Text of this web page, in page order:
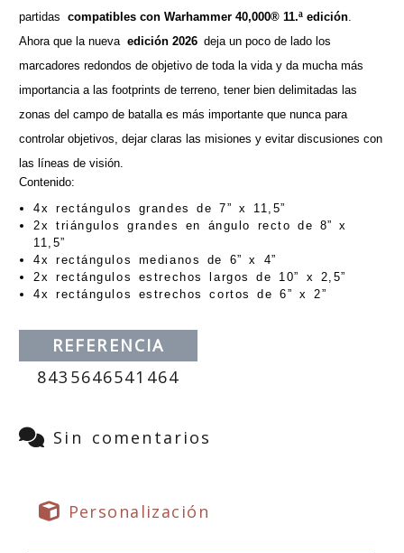
partidas compatibles con Warhammer 40,000® 11.ª edición.
Ahora que la nueva edición 2026 deja un poco de lado los
marcadores redondos de objetivo de toda la vida y da mucha más
importancia a las footprints de terreno, tener bien delimitadas las
zonas del campo de batalla es más importante que nunca para
controlar objetivos, dejar claras las misiones y evitar discusiones con
las líneas de visión.
Contenido:
4x rectángulos grandes de 7” x 11,5”
2x triángulos grandes en ángulo recto de 8” x
11,5”
4x rectángulos medianos de 6” x 4”
2x rectángulos estrechos largos de 10” x 2,5”
4x rectángulos estrechos cortos de 6” x 2”
REFERENCIA
8435646541464
Sin comentarios
Personalización